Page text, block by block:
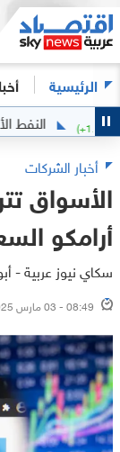
الرئيسية
النفط الأميركي
أخبار الشركات
الأسواق
أرامكو
سكاي نيوز عربية -
08:49 - 03 مارس 2025